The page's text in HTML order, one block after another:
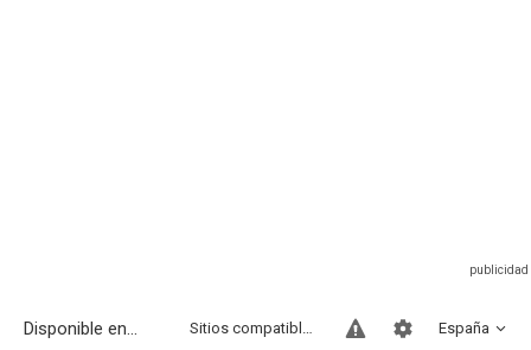
Disponible en... España
Sitios compatibles